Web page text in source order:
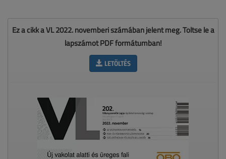
Ez a cikk a VL 2022. novemberi számában jelent meg. Töltse le a
lapszámot PDF formátumban!
LETÖLTÉS